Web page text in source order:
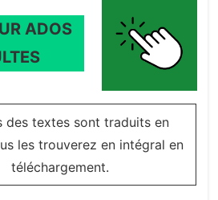
ADOS
des textes sont traduits en
les trouverez en intégral en
téléchargement.